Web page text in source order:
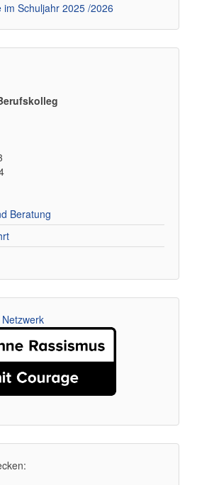
Schuljahr 2025 /2026
Beratung